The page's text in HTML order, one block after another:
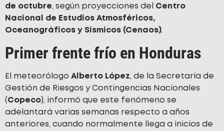
de octubre, según proyecciones del Centro
Nacional de Estudios Atmosféricos,
Oceanográficos y Sísmicos (Cenaos).
Primer frente frío en Honduras
El meteorólogo Alberto López, de la Secretaría de
Gestión de Riesgos y Contingencias Nacionales
(Copeco), informó que este fenómeno se
adelantará varias semanas respecto a años
anteriores, cuando normalmente llega a inicios de